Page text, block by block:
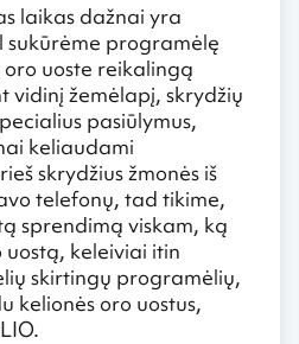
laikas dažnai yra
sukūrėme programėlę
uoste reikalingą
vidinį žemėlapį, skrydžių
pasiūlymus,
keliaudami
skrydžius žmonės iš
telefonų, tad tikime,
sprendimą viskam, ką
keleiviai itin
skirtingų programėlių,
kelionės oro uostus,